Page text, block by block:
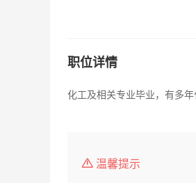
职位详情
化工及相关专业毕业，有多
温馨提示